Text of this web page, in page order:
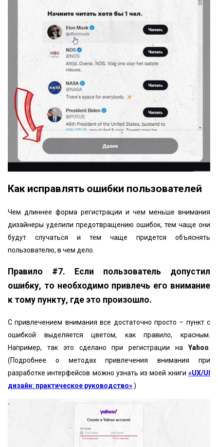
Как исправлять ошибки пользователей
Чем длиннее форма регистрации и чем меньше внимания
дизайнеры уделили предотвращению ошибок, тем чаще они
будут случаться и тем чаще придется объяснять
пользователю, в чем дело.
Правило #7. Если пользователь допустил
ошибку, то необходимо привлечь его внимание
к тому пункту, где это произошло.
С привлечением внимания все достаточно просто – пункт с
ошибкой выделяется цветом, как правило, красным.
Например, так это сделано при регистрации на Yahoo
(Подробнее о методах привлечения внимания при
разработке интерфейсов можно узнать из моей книги «UX/UI
дизайн: практическое руководство».)